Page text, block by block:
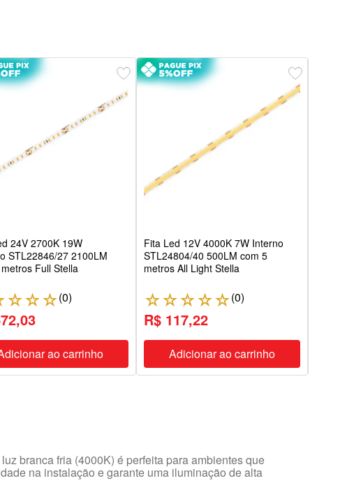
24V 2700K 19W
STL22846/27 2100LM
Full Stella
☆☆☆(0)
ao carrinho
Fita Led 12V 4000K 7W Interno
STL24804/40 500LM com 5
metros All Light Stella
☆☆☆☆☆(0)
R$ 117,22
Adicionar ao carrinho
branca fria (4000K) é perfeita para ambientes que
na instalação e garante uma iluminação de alta